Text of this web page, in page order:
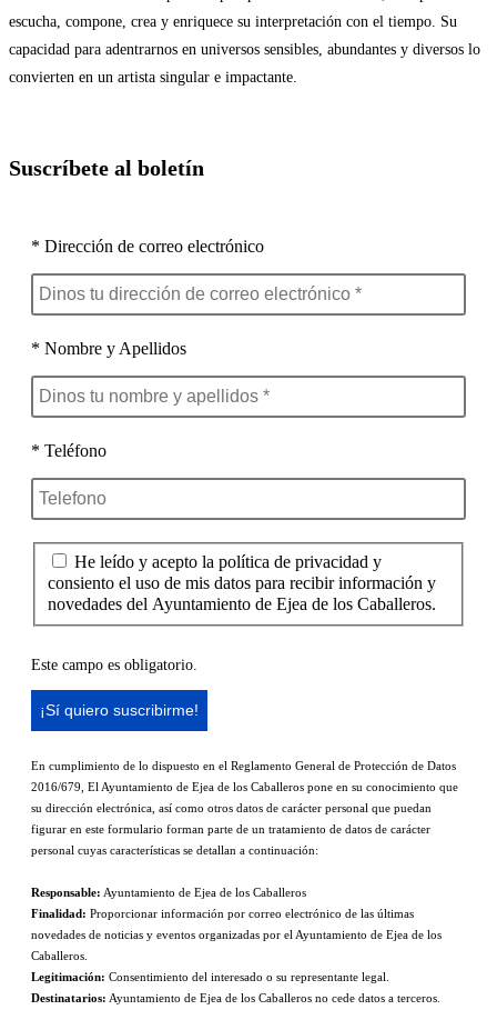
escucha, compone, crea y enriquece su interpretación con el tiempo. Su
capacidad para adentrarnos en universos sensibles, abundantes y diversos lo
convierten en un artista singular e impactante.
Suscríbete al boletín
* Dirección de correo electrónico
* Nombre y Apellidos
* Teléfono
He leído y acepto la política de privacidad y
consiento el uso de mis datos para recibir información y
novedades del Ayuntamiento de Ejea de los Caballeros.
Este campo es obligatorio.
En cumplimiento de lo dispuesto en el Reglamento General de Protección de Datos
2016/679, El Ayuntamiento de Ejea de los Caballeros pone en su conocimiento que
su dirección electrónica, así como otros datos de carácter personal que puedan
figurar en este formulario forman parte de un tratamiento de datos de carácter
personal cuyas características se detallan a continuación:
Responsable: Ayuntamiento de Ejea de los Caballeros
Finalidad: Proporcionar información por correo electrónico de las últimas
novedades de noticias y eventos organizadas por el Ayuntamiento de Ejea de los
Caballeros.
Legitimación: Consentimiento del interesado o su representante legal.
Destinatarios: Ayuntamiento de Ejea de los Caballeros no cede datos a terceros.